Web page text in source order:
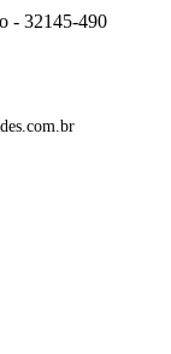
- 32145-490